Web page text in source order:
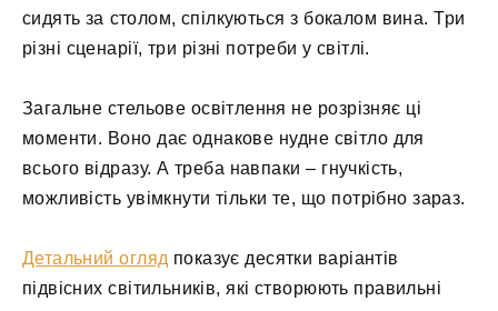
сидять за столом, спілкуються з бокалом вина. Три
різні сценарії, три різні потреби у світлі.
Загальне стельове освітлення не розрізняє ці
моменти. Воно дає однакове нудне світло для
всього відразу. А треба навпаки – гнучкість,
можливість увімкнути тільки те, що потрібно зараз.
Детальний огляд показує десятки варіантів
підвісних світильників, які створюють правильні